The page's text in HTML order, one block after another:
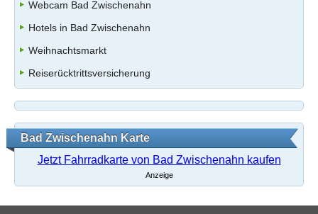
Webcam Bad Zwischenahn
Hotels in Bad Zwischenahn
Weihnachtsmarkt
Reiserücktrittsversicherung
Bad Zwischenahn Karte
Jetzt Fahrradkarte von Bad Zwischenahn kaufen
Anzeige